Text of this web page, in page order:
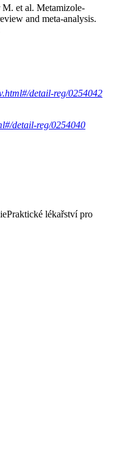
et al. Metamizole-
and meta-analysis.
detail-reg/0254042
detail-reg/0254040
Praktické lékařství pro